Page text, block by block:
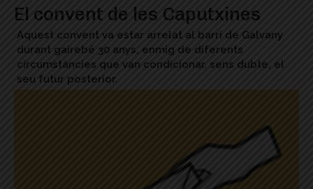
El convent de les Caputxines
Aquest convent va estar arrelat al barri de Galvany
durant gairebé 30 anys, enmig de diferents
circumstàncies que van condicionar, sens dubte, el
seu futur posterior.